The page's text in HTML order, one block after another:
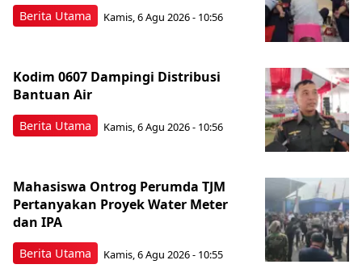
Berita Utama Kamis, 6 Agu 2026 - 10:56
Berita Utama
Kodim 0607 Dampingi Distribusi
Bantuan Air
Kamis, 6 Agu 2026 - 10:56
Berita Utama
Mahasiswa Ontrog Perumda TJM
Pertanyakan Proyek Water Meter
dan IPA
Kamis, 6 Agu 2026 - 10:55